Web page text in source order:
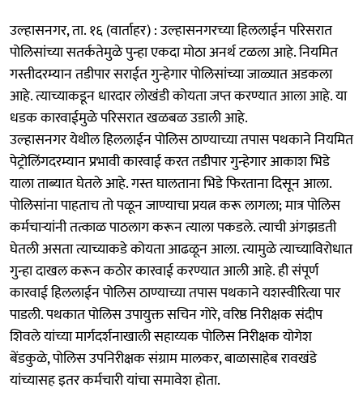
उल्हासनगर, ता. १६ (वार्ताहर) : उल्हासनगरच्या हिललाईन परिसरात
पोलिसांच्या सतर्कतेमुळे पुन्हा एकदा मोठा अनर्थ टळला आहे. नियमित
गस्तीदरम्यान तडीपार सराईत गुन्हेगार पोलिसांच्या जाळ्यात अडकला
आहे. त्याच्याकडून धारदार लोखंडी कोयता जप्त करण्यात आला आहे. या
धडक कारवाईमुळे परिसरात खळबळ उडाली आहे.
उल्हासनगर येथील हिललाईन पोलिस ठाण्याच्या तपास पथकाने नियमित
पेट्रोलिंगदरम्यान प्रभावी कारवाई करत तडीपार गुन्हेगार आकाश भिडे
याला ताब्यात घेतले आहे. गस्त घालताना भिडे फिरताना दिसून आला.
पोलिसांना पाहताच तो पळून जाण्याचा प्रयत्न करू लागला; मात्र पोलिस
कर्मचाऱ्यांनी तत्काळ पाठलाग करून त्याला पकडले. त्याची अंगझडती
घेतली असता त्याच्याकडे कोयता आढळून आला. त्यामुळे त्याच्याविरोधात
गुन्हा दाखल करून कठोर कारवाई करण्यात आली आहे. ही संपूर्ण
कारवाई हिललाईन पोलिस ठाण्याच्या तपास पथकाने यशस्वीरित्या पार
पाडली. पथकात पोलिस उपायुक्त सचिन गोरे, वरिष्ठ निरीक्षक संदीप
शिवले यांच्या मार्गदर्शनाखाली सहाय्यक पोलिस निरीक्षक योगेश
बेंडकुळे, पोलिस उपनिरीक्षक संग्राम मालकर, बाळासाहेब रावखंडे
यांच्यासह इतर कर्मचारी यांचा समावेश होता.